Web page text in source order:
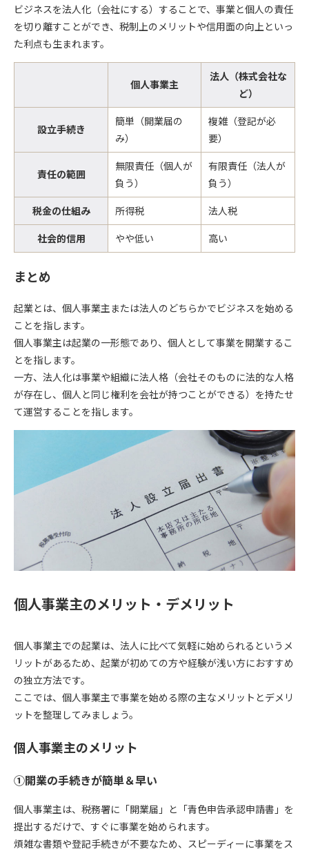
ビジネスを法人化（会社にする）することで、事業と個人の責任
を切り離すことができ、税制上のメリットや信用面の向上といっ
た利点も生まれます。
個人事業主
法人（株式会社な
ど）
設立手続き
簡単（開業届の
み）
複雑（登記が必
要）
責任の範囲
無限責任（個人が
負う）
有限責任（法人が
負う）
税金の仕組み
所得税
法人税
社会的信用
やや低い 高い
まとめ
起業とは、 個人事業主または法人のどちらかでビジネスを始める
ことを指します。
個人事業主は起業の一形態であり、個人として事業を開業するこ
とを指します。
一方、法人化は事業や組織に法人格（会社そのものに法的な人格
が存在し、個人と同じ権利を会社が持つことができる）を持たせ
て運営することを指します。
個人事業主のメリット・デメリット
個人事業主での起業は、法人に比べて気軽に始められるというメ
リットがあるため、 起業が初めての方や経験が浅い方におすすめ
の独立方法です。
ここでは、個人事業主で事業を始める際の主なメリットとデメリ
ットを整理してみましょう。
個人事業主のメリット
①開業の手続きが簡単＆早い
個人事業主は、税務署に「開業届」と「青色申告承認申請書」を
提出するだけで、すぐに事業を始められます。
煩雑な書類や登記手続きが不要なため、スピーディーに事業をス